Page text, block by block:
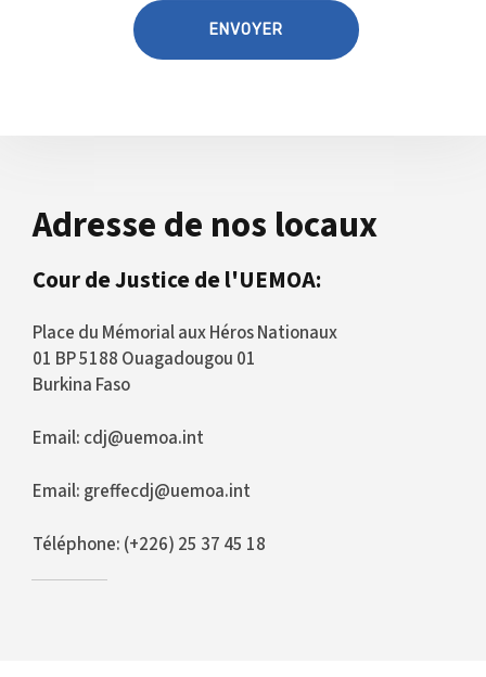
Adresse de nos locaux
Cour de Justice de l'UEMOA:
Place du Mémorial aux Héros Nationaux
01 BP 5188 Ouagadougou 01
Burkina Faso
Email: cdj@uemoa.int
Email: greffecdj@uemoa.int
Téléphone: (+226) 25 37 45 18